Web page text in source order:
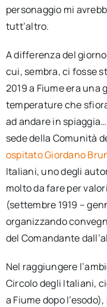
personaggio mi
tutt’altro.
A differenza del
cui, sembra, ci fosse
2019 a Fiume era una
temperature che
ad andare in
sede della Comunità
ospitato Giordano
Italiani, uno degli
molto da fare per
(settembre 1919 –
organizzando
del Comandante
Nel raggiungere
Circolo degli Italiani,
a Fiume dopo